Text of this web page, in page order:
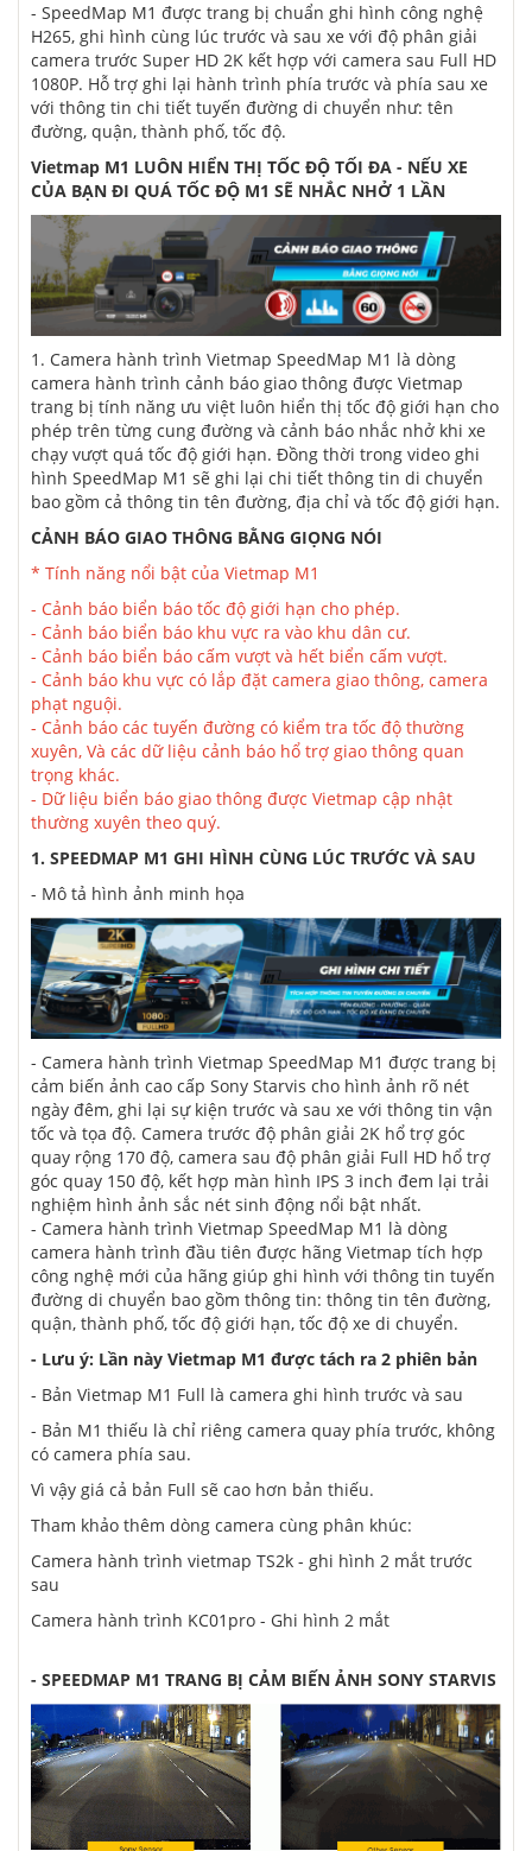
- SpeedMap M1 được trang bị chuẩn ghi hình công nghệ
H265, ghi hình cùng lúc trước và sau xe với độ phân giải
camera trước Super HD 2K kết hợp với camera sau Full HD
1080P. Hỗ trợ ghi lại hành trình phía trước và phía sau xe
với thông tin chi tiết tuyến đường di chuyển như: tên
đường, quận, thành phố, tốc độ.
Vietmap M1 LUÔN HIỂN THỊ TỐC ĐỘ TỐI ĐA - NẾU XE
CỦA BẠN ĐI QUÁ TỐC ĐỘ M1 SẼ NHẮC NHỞ 1 LẦN
1. Camera hành trình Vietmap SpeedMap M1 là dòng
camera hành trình cảnh báo giao thông được Vietmap
trang bị tính năng ưu việt luôn hiển thị tốc độ giới hạn cho
phép trên từng cung đường và cảnh báo nhắc nhở khi xe
chạy vượt quá tốc độ giới hạn. Đồng thời trong video ghi
hình SpeedMap M1 sẽ ghi lại chi tiết thông tin di chuyển
bao gồm cả thông tin tên đường, địa chỉ và tốc độ giới hạn.
CẢNH BÁO GIAO THÔNG BẰNG GIỌNG NÓI
* ​Tính năng nổi bật của Vietmap M1
- Cảnh báo biển báo tốc độ giới hạn cho phép.
- Cảnh báo biển báo khu vực ra vào khu dân cư.
- Cảnh báo biển báo cấm vượt và hết biển cấm vượt.
- Cảnh báo khu vực có lắp đặt camera giao thông, camera
phạt nguội.
- Cảnh báo các tuyến đường có kiểm tra tốc độ thường
xuyên, Và các dữ liệu cảnh báo hổ trợ giao thông quan
trọng khác.
- Dữ liệu biển báo giao thông được Vietmap cập nhật
thường xuyên theo quý.
1. SPEEDMAP M1 GHI HÌNH CÙNG LÚC TRƯỚC VÀ SAU
- Mô tả hình ảnh minh họa
- Camera hành trình Vietmap SpeedMap M1 được trang bị
cảm biến ảnh cao cấp Sony Starvis cho hình ảnh rõ nét
ngày đêm, ghi lại sự kiện trước và sau xe với thông tin vận
tốc và tọa độ. Camera trước độ phân giải 2K hổ trợ góc
quay rộng 170 độ, camera sau độ phân giải Full HD hổ trợ
góc quay 150 độ, kết hợp màn hình IPS 3 inch đem lại trải
nghiệm hình ảnh sắc nét sinh động nổi bật nhất.
- Camera hành trình Vietmap SpeedMap M1 là dòng
camera hành trình đầu tiên được hãng Vietmap tích hợp
công nghệ mới của hãng giúp ghi hình với thông tin tuyến
đường di chuyển bao gồm thông tin: thông tin tên đường,
quận, thành phố, tốc độ giới hạn, tốc độ xe di chuyển.
- Lưu ý: Lần này Vietmap M1 được tách ra 2 phiên bản
- Bản Vietmap M1 Full là camera ghi hình trước và sau
- Bản M1 thiếu là chỉ riêng camera quay phía trước, không
có camera phía sau.
Vì vậy giá cả bản Full sẽ cao hơn bản thiếu.
Tham khảo thêm dòng camera cùng phân khúc:
Camera hành trình vietmap TS2k - ghi hình 2 mắt trước
sau
Camera hành trình KC01pro - Ghi hình 2 mắt
- SPEEDMAP M1 TRANG BỊ CẢM BIẾN ẢNH SONY STARVIS